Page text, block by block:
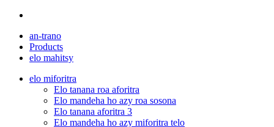
an-trano
Products
elo mahitsy
elo miforitra
Elo tanana roa aforitra
Elo mandeha ho azy roa sosona
Elo tanana aforitra 3
Elo mandeha ho azy miforitra telo